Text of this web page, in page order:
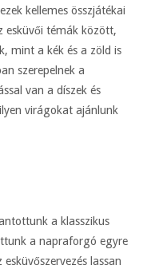
kellemes összjátékai
esküvői témák között,
mint a kék és a zöld is
szerepelnek a
van a díszek és
virágokat ajánlunk
a klasszikus
a napraforgó egyre
lassan